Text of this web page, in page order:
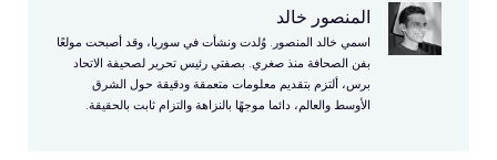
المنصور خالد
اسمي خالد المنصور. وُلدت ونشأت في سوريا، وقد أصبحت مولعًا
بفن الصحافة منذ صغري. بصفتي رئيس تحرير لصحيفة الاتحاد
برس، ألتزم بتقديم معلومات متعمقة ودقيقة حول الشرق
الأوسط والعالم، دائما موجهًا بالنزاهة والتزام ثابت بالحقيقة.